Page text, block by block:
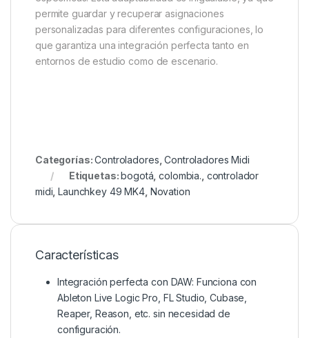
permite guardar y recuperar asignaciones
personalizadas para diferentes configuraciones, lo
que garantiza una integración perfecta tanto en
entornos de estudio como de escenario.
Categorías:Controladores ,Controladores Midi
Etiquetas:bogotá ,colombia. controlador
midi ,Launchkey 49 MK4, Novation
Características
Integración perfecta con DAW: Funciona con
Ableton Live Logic Pro, FL Studio, Cubase,
Reaper, Reason, etc. sin necesidad de
configuración.